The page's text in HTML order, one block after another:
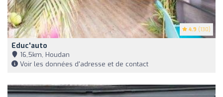
4.9 (130)
Educ'auto
16,5km, Houdan
Voir les données d'adresse et de contact